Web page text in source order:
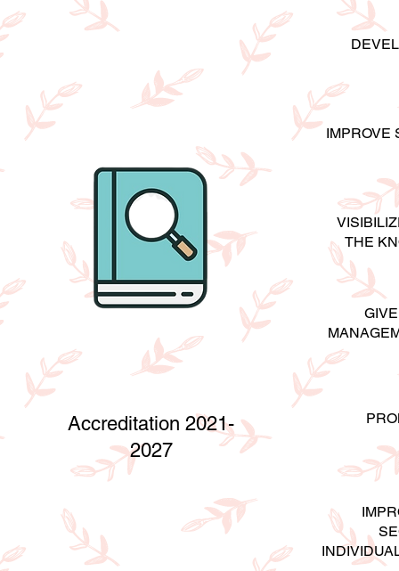
Accreditation 2021-
2027
IMPROVE
THE